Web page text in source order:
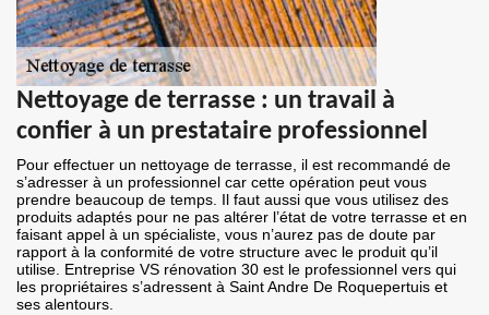
Nettoyage de terrasse : un travail à
confier à un prestataire professionnel
Pour effectuer un nettoyage de terrasse, il est recommandé de
s’adresser à un professionnel car cette opération peut vous
prendre beaucoup de temps. Il faut aussi que vous utilisez des
produits adaptés pour ne pas altérer l’état de votre terrasse et en
faisant appel à un spécialiste, vous n’aurez pas de doute par
rapport à la conformité de votre structure avec le produit qu’il
utilise. Entreprise VS rénovation 30 est le professionnel vers qui
les propriétaires s’adressent à Saint Andre De Roquepertuis et
ses alentours.